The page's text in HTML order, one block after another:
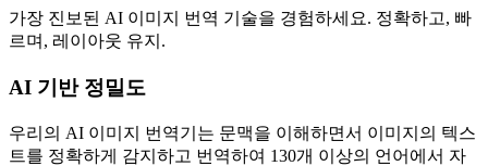
가장 진보된 AI 이미지 번역 기술을 경험하세요. 정확하고, 빠
르며, 레이아웃 유지.
AI 기반 정밀도
우리의 AI 이미지 번역기는 문맥을 이해하면서 이미지의 텍스
트를 정확하게 감지하고 번역하여 130개 이상의 언어에서 자